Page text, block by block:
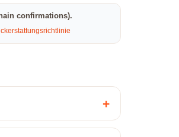
confirmations).
+